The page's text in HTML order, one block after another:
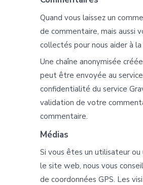
Quand vous laissez un
de commentaire, mais aussi
collectés pour nous aider à
Une chaîne anonymisée
peut être envoyée au
confidentialité du service
validation de votre
commentaire.
Médias
Si vous êtes un utilisateur
le site web, nous vous
de coordonnées GPS. Les